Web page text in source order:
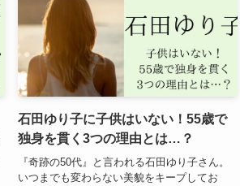
石田ゆり子に子供はいない！55歳で
独身を貫く3つの理由とは…？
『奇跡の50代』と言われる石田ゆり子さん。
いつまでも変わらない美貌をキープしてお